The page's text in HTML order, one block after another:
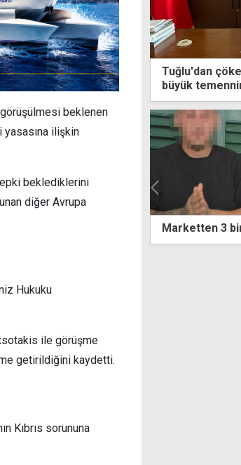
beklenen
yasasına ilişkin
beklediklerini
diğer Avrupa
Hukuku
ile görüşme
getirildiğini kaydetti.
Kıbrıs sorununa
Tuğlu'dan
büyük
yaşanmaması
ürün "çaldılar"
Şenkul'dan